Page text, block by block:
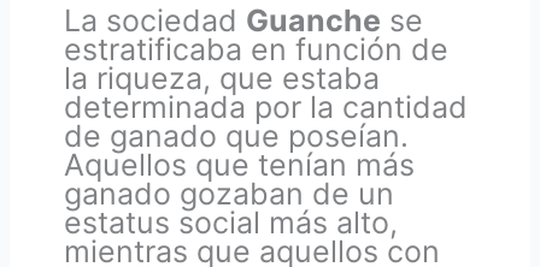
La sociedad Guanche se
estratificaba en función de
la riqueza, que estaba
determinada por la cantidad
de ganado que poseían.
Aquellos que tenían más
ganado gozaban de un
estatus social más alto,
mientras que aquellos con